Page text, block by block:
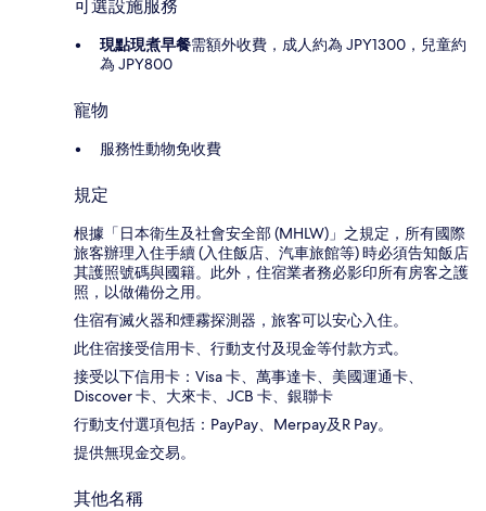
可選設施服務
現點現煮早餐需額外收費，成人約為 JPY1300，兒童約
為 JPY800
寵物
服務性動物免收費
規定
根據「日本衛生及社會安全部 (MHLW)」之規定，所有國際
旅客辦理入住手續 (入住飯店、汽車旅館等) 時必須告知飯店
其護照號碼與國籍。此外，住宿業者務必影印所有房客之護
照，以做備份之用。
住宿有滅火器和煙霧探測器，旅客可以安心入住。
此住宿接受信用卡、行動支付及現金等付款方式。
接受以下信用卡：Visa 卡、萬事達卡、美國運通卡、
Discover 卡、大來卡、JCB 卡、銀聯卡
行動支付選項包括：PayPay、Merpay及R Pay。
提供無現金交易。
其他名稱